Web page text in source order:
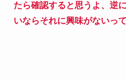
たら確認すると思うよ、逆
いならそれに興味がないっ